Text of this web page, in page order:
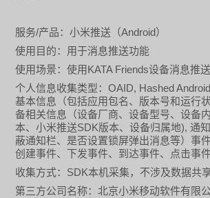
服务/产品：小米推送（Android）
使用目的：用于消息推送功能
使用场景：使用 KATA Friends设备消息推
个人信息收集类型：OAID, Hashed
基本信息（包括应用包名、版本号和运行
备相关信息（设备厂商、设备型号、设备
本、小米推送SDK版本、设备归属地),通
蔽通知栏、是否设置锁屏弹出消息等）事
创建事件、下发事件、到达事件、点击事件
收集方式： SDK本机采集，不涉及数据共
第三方公司名称：北京小米移动软件有限